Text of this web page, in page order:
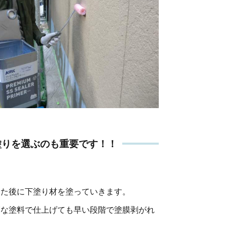
を選ぶのも重要です！！
後に下塗り材を塗っていきます。
塗料で仕上げても早い段階で塗膜剥がれ